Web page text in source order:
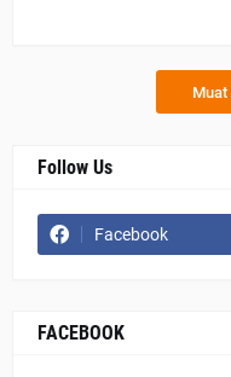
Muat
Follow Us
Facebook
FACEBOOK